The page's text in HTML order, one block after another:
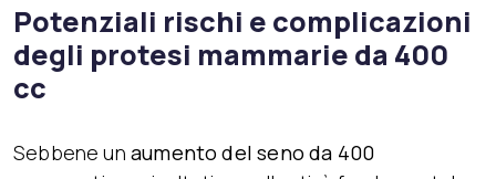
Potenziali rischi e complicazioni
degli protesi mammarie da 400
cc
Sebbene un aumento del seno da 400